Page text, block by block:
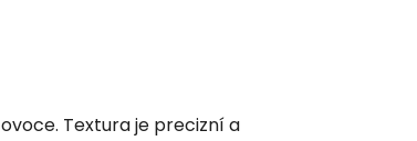
Textura je precizní a